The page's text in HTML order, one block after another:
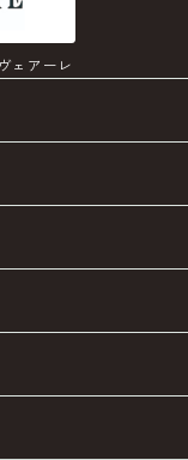
ェアーレ